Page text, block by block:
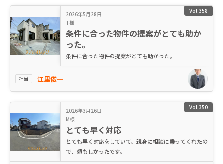
Vol.358
2026年5月28日
T様
条件に合った物件の提案がとても助か
った。
条件に合った物件の提案がとても助かった。
担当 江里俊一
Vol.350
2026年3月26日
M様
とても早く対応
とても早く対応をしていて、親身に相談に乗ってくれたの
で、頼もしかったです。